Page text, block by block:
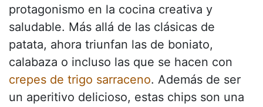
protagonismo en la cocina creativa y
saludable. Más allá de las clásicas de
patata, ahora triunfan las de boniato,
calabaza o incluso las que se hacen con
crepes de trigo sarraceno. Además de ser
un aperitivo delicioso, estas chips son una